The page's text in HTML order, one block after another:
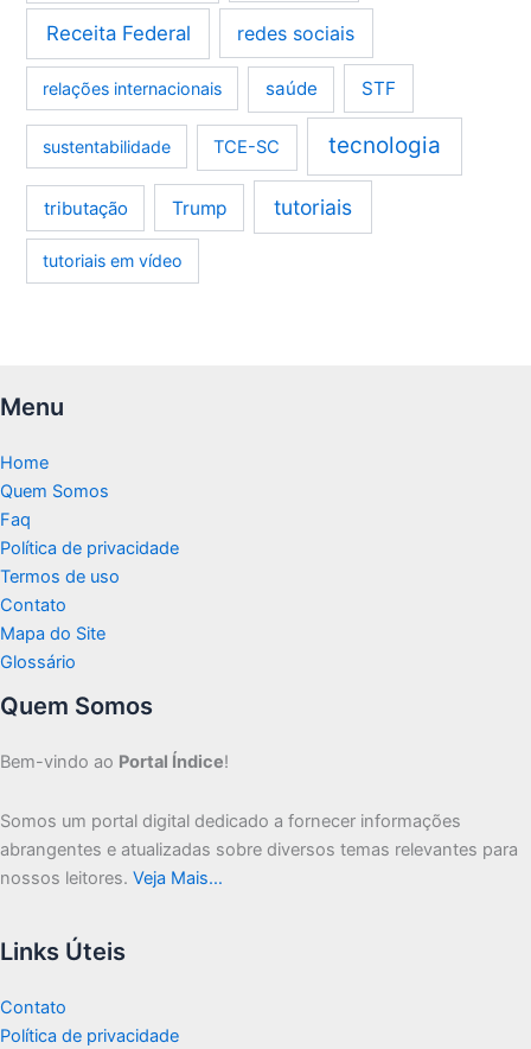
Receita Federal redes sociais
relações internacionais saúde STF
sustentabilidade TCE-SC tecnologia
tributação Trump tutoriais
tutoriais em vídeo
Menu
Home
Quem Somos
Faq
Política de privacidade
Termos de uso
Contato
Mapa do Site
Glossário
Quem Somos
Bem-vindo ao Portal Índice!
Somos um portal digital dedicado a fornecer informações
abrangentes e atualizadas sobre diversos temas relevantes para
nossos leitores. Veja Mais…
Links Úteis
Contato
Política de privacidade